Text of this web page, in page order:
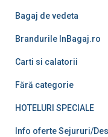
Bagaj de vedeta
Brandurile InBagaj.ro
Carti si calatorii
Fără categorie
HOTELURI SPECIALE
Info oferte Sejururi/